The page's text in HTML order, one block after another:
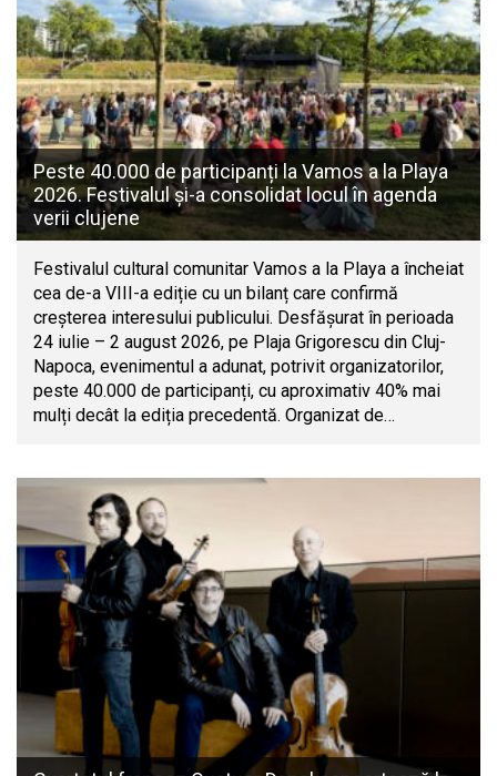
Peste 40.000 de participanți la Vamos a la Playa
2026. Festivalul și-a consolidat locul în agenda
verii clujene
Festivalul cultural comunitar Vamos a la Playa a încheiat
cea de-a VIII-a ediție cu un bilanț care confirmă
creșterea interesului publicului. Desfășurat în perioada
24 iulie – 2 august 2026, pe Plaja Grigorescu din Cluj-
Napoca, evenimentul a adunat, potrivit organizatorilor,
peste 40.000 de participanți, cu aproximativ 40% mai
mulți decât la ediția precedentă. Organizat de…